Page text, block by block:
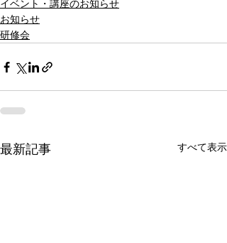
イベント・講座のお知らせ
お知らせ
研修会
最新記事 すべて表示